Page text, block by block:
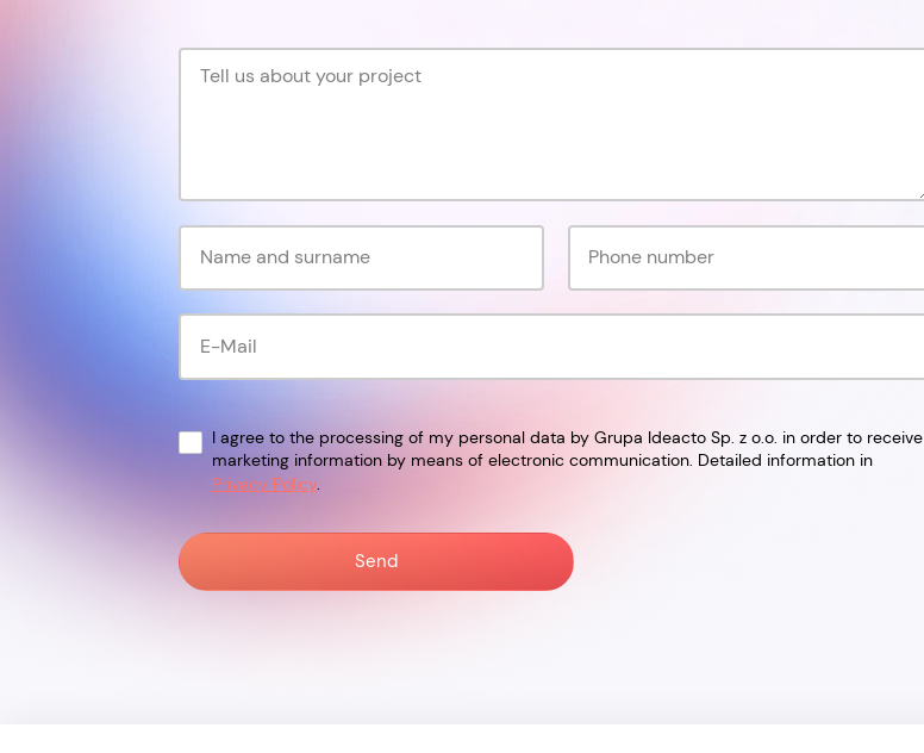
I agree to the processing of my personal data by Grupa Ideacto Sp. z o.o. in order to receive
marketing information by means of electronic communication. Detailed information in
Privacy Policy.